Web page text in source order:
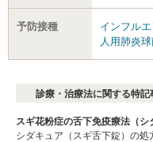
予防接種 インフル
人用肺炎
診療・治療法に関する特記
スギ花粉症の舌下免疫療法（シ
シダキュア（スギ舌下錠）の処